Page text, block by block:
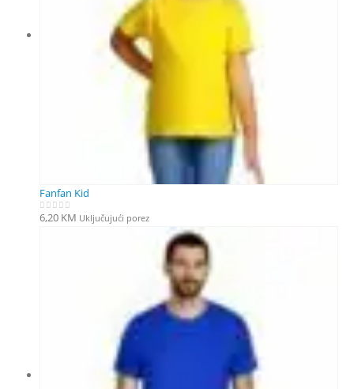
Fanfan Kid
0out of 5
6,20 KM Uključujući porez